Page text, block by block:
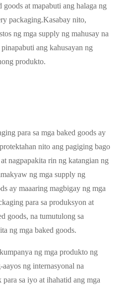
goods at mapabuti ang halaga ng
packaging.Kasabay nito,
ng mga supply ng mahusay na
ang kahusayan ng
produkto.
para sa mga baked goods ay
nito ang pagiging bago
nagpapakita rin ng katangian ng
ng mga supply ng
ay maaaring magbigay ng mga
para sa produksyon at
goods, na tumutulong sa
ng mga baked goods.
ng mga produkto ng
ng internasyonal na
sa iyo at ihahatid ang mga